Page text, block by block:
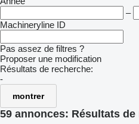
–
Machineryline ID
Pas assez de filtres ?
Proposer une modification
Résultats de recherche:
-
montrer
59 annonces: Résultats de